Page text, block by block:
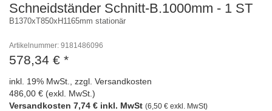
Schneidständer Schnitt-B.1000mm - 1 ST
B1370xT850xH1165mm stationär
Artikelnummer: 9181486096
578,34 € *
inkl. 19% MwSt., zzgl. Versandkosten
486,00 € (exkl. MwSt.)
Versandkosten 7,74 € inkl. MwSt (6,50 € exkl. MwSt)